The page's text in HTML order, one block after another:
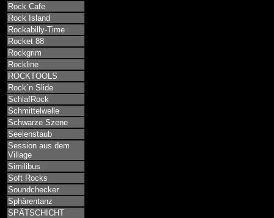
Rock Cafe
Rock Island
Rockabilly-Time
Rocket 88
Rockgrim
Rockline
ROCKTOOLS
Rock´n Slide
SchlafRock
Schmittelwelle
Schwarze Szene
Seelenstaub
Session aus dem
Village
Similibus
Soft Rocks
Soundchecker
Sphärentanz
SPÄTSCHICHT